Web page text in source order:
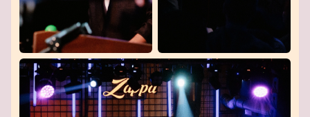
մուտքագրեք ձեր անձնական տվյալները և
ավարտեք առցանց ամրագրումը: Վճարման
հաստատումից հետո էլեկտրոնային տոմսերը
կուղարկվեն ձեր էլ. փոստին: